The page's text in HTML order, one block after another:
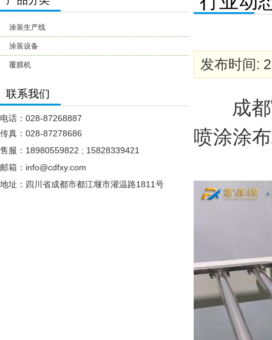
涂装生产线
涂装设备
覆膜机
联系我们
电话：028-87268887
传真：028-87278686
售服：18980559822 ; 15828339421
邮箱：info@cdfxy.com
地址：四川省成都市都江堰市灌温路1811号
发布时间:
成都
喷涂涂